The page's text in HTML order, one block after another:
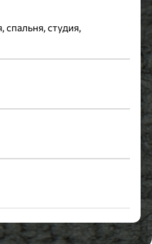
спальня, студия,